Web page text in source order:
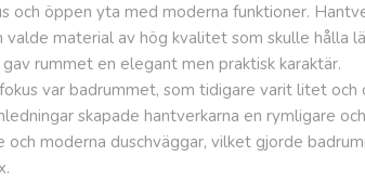
och öppen yta med moderna funktioner.
valde material av hög kvalitet som skulle hålla
rummet en elegant men praktisk karaktär.
var badrummet, som tidigare varit litet
skapade hantverkarna en rymligare
och moderna duschväggar, vilket gjorde